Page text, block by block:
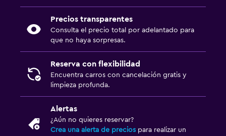
Precios transparentes
Consulta el precio total por adelantado para
que no haya sorpresas.
Reserva con flexibilidad
Encuentra carros con cancelación gratis y
limpieza profunda.
Alertas
¿Aún no quieres reservar?
Crea una alerta de precios para realizar un